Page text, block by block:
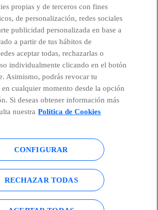
emergentes
Aviso legal
Política de privacidad
propias y de terceros con fines
de personalización, redes sociales
publicidad personalizada en base a
a partir de tus hábitos de
aceptar todas, rechazarlas o
individualmente clicando en el botón
Asimismo, podrás revocar tu
cualquier momento desde la opción
Si deseas obtener información más
nuestra Política de Cookies
CONFIGURAR
RECHAZAR TODAS